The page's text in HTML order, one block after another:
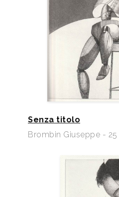
Senza titolo
Brombin Giuseppe - 25